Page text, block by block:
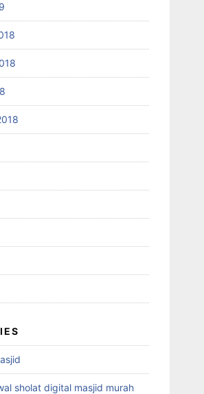
sholat digital masjid murah